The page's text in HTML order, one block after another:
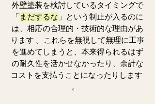
外壁塗装を検討しているタイミングで
「 まだするな 」という制止が入るのに
は、相応の合理的・技術的な理由があ
ります 。これらを無視して無理に工事
を進めてしまうと、本来得られるはず
の耐久性を活かせなかったり、余計な
コストを支払うことになったりします
。